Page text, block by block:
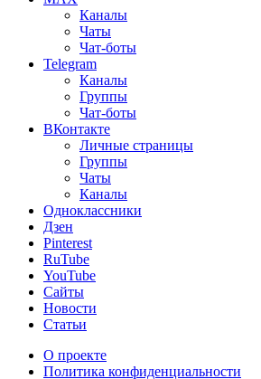
Каналы
Чаты
Чат-боты
Telegram
Каналы
Группы
Чат-боты
ВКонтакте
Личные страницы
Группы
Чаты
Каналы
Одноклассники
Дзен
Pinterest
RuTube
YouTube
Сайты
Новости
Статьи
О проекте
Политика конфиденциальности